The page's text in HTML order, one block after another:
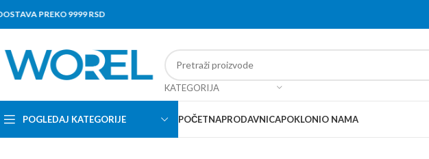
PREKO 9999 RSD
KATEGORIJA
POGLEDAJ KATEGORIJE POČETNAPRODAVNICAPOKLONIO NAMA